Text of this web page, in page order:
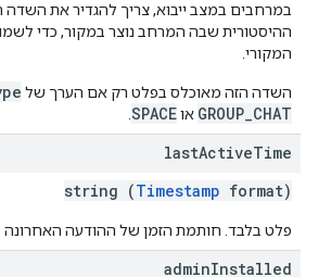
במרחבים במצב ייבוא, צריך להגדיר את השדה
ההיסטורית שבה המרחב נוצר במקור, כדי
המקורי.
השדה הזה מאוכלס בפלט רק אם הערך של
GROUP_CHAT אוSPACE
lastActiveTime
string (Timestamp format)
פלט בלבד. חותמת הזמן של ההודעה האחרונה
adminInstalled